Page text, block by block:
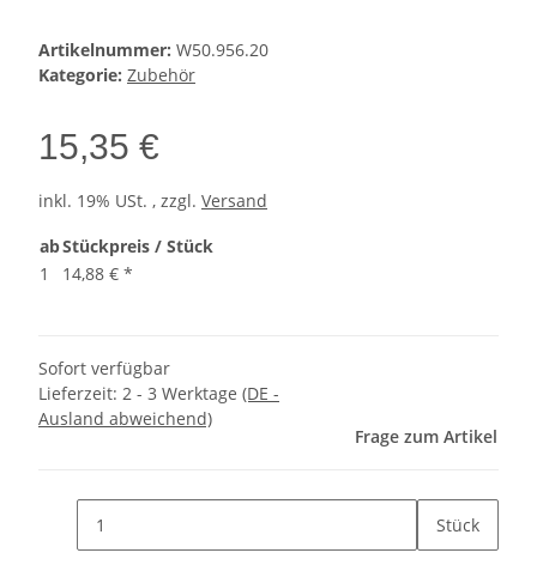
Artikelnummer: W50.956.20
Kategorie: Zubehör
15,35 €
inkl. 19% USt. , zzgl. Versand
abStückpreis / Stück
1
14,88 € *
Sofort verfügbar
Lieferzeit: 2 - 3 Werktage (DE -
Ausland abweichend)
Frage zum Artikel
Stück